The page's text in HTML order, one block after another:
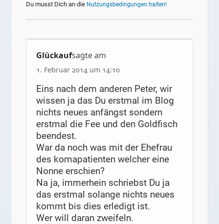
Du musst Dich an die Nutzungsbedingungen halten!
Glückaufsagte am
1. Februar 2014 um 14:10
Eins nach dem anderen Peter, wir
wissen ja das Du erstmal im Blog
nichts neues anfängst sondern
erstmal die Fee und den Goldfisch
beendest.
War da noch was mit der Ehefrau
des komapatienten welcher eine
Nonne erschien?
Na ja, immerhein schriebst Du ja
das erstmal solange nichts neues
kommt bis dies erledigt ist.
Wer will daran zweifeln.